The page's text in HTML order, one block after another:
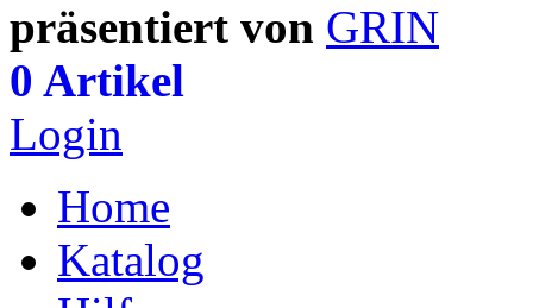
präsentiert von
0 Artikel
Login
Home
Katalog